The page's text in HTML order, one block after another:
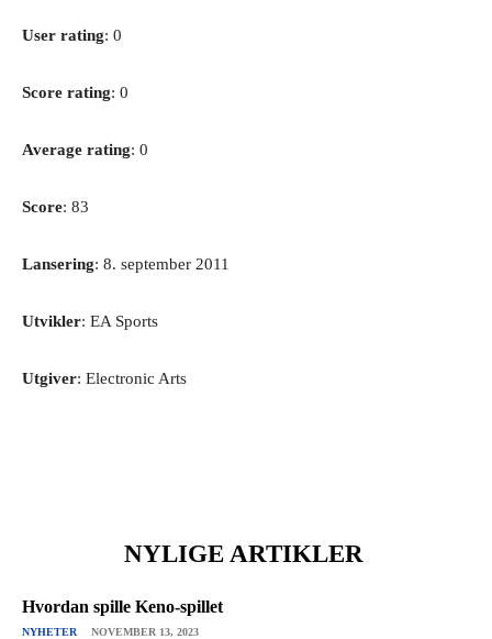
User rating: 0
Score rating: 0
Average rating: 0
Score: 83
Lansering: 8. september 2011
Utvikler: EA Sports
Utgiver: Electronic Arts
NYLIGE ARTIKLER
Hvordan spille Keno-spillet
NYHETER NOVEMBER 13, 2023